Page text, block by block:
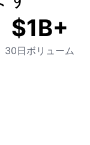
$1B+
30日ボリューム